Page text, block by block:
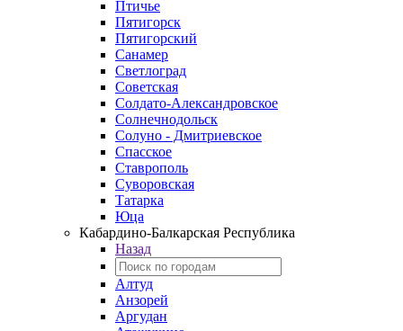
Птичье
Пятигорск
Пятигорский
Санамер
Светлоград
Советская
Солдато-Александровское
Солнечнодольск
Солуно - Дмитриевское
Спасское
Ставрополь
Суворовская
Татарка
Юца
Кабардино‑Балкарская Республика
Назад
Алтуд
Анзорей
Аргудан